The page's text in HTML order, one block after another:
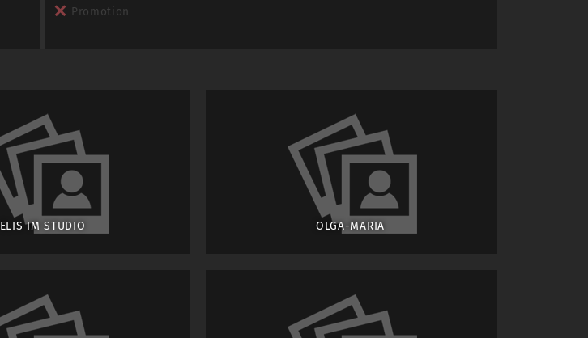
Promotion
ELIS IM STUDIO OLGA-MARIA